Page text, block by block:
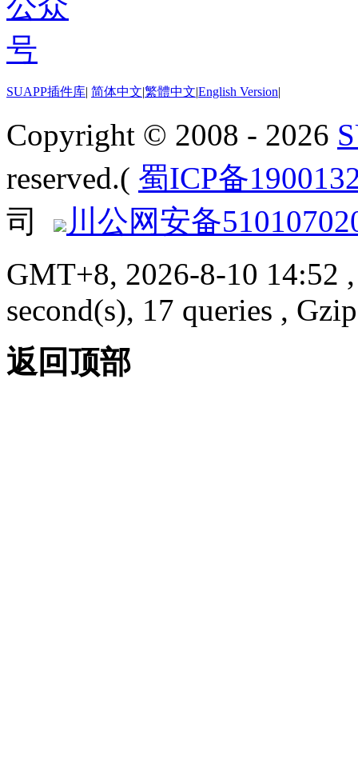
SUAPP插件库| 简体中文|繁體中文|English Version|
Copyright © 2008 - 2026
reserved.( 蜀ICP备
司
川公网安备
GMT+8, 2026-8-10 14:52
second(s), 17 queries ,
返回顶部